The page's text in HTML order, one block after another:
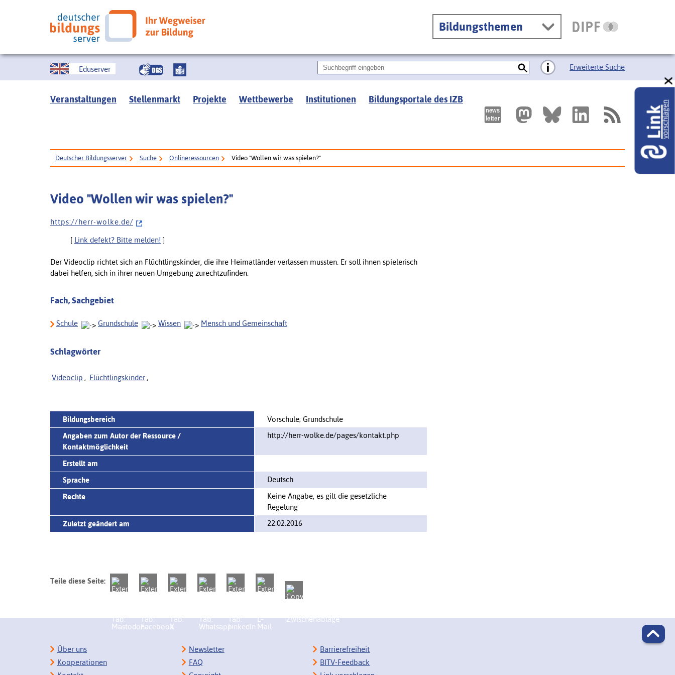
Bildungsthemen
Eduserver Erweiterte Suche
Veranstaltungen Stellenmarkt Projekte Wettbewerbe Institutionen Bildungsportale des IZB
Deutscher Bildungsserver Suche Onlineressourcen Video "Wollen wir was spielen?"
Video "Wollen wir was spielen?"
h t t p s : / / h e r r - w o l k e . d e /
[ Link defekt? Bitte melden! ]
Der Videoclip richtet sich an Flüchtlingskinder, die ihre Heimatländer verlassen mussten. Er soll ihnen spielerisch
dabei helfen, sich in ihrer neuen Umgebung zurechtzufinden.
Fach, Sachgebiet
Schule Grundschule Wissen Mensch und Gemeinschaft
Schlagwörter
Videoclip , Flüchtlingskinder ,
Bildungsbereich
Vorschule; Grundschule
Angaben zum Autor der Ressource /
Kontaktmöglichkeit
http://herr-wolke.de/pages/kontakt.php
Erstellt am
Sprache
Deutsch
Rechte
Keine Angabe, es gilt die gesetzliche
Regelung
Zuletzt geändert am
22.02.2016
Teile diese Seite:
Linkvorschlagen
Über uns
Kooperationen
Newsletter
FAQ
Barrierefreiheit
BITV-Feedback